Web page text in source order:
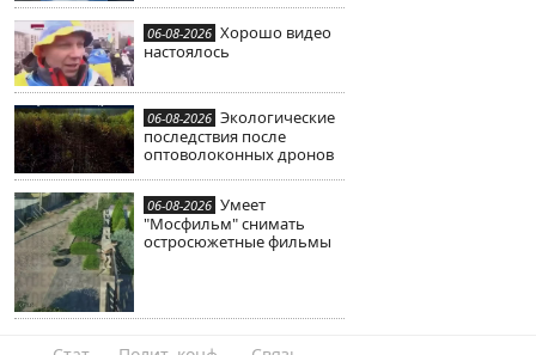
06-08-2026 Хорошо видео
настоялось
06-08-2026 Экологические
последствия после
оптоволоконных дронов
06-08-2026 Умеет
"Мосфильм" снимать
остросюжетные фильмы